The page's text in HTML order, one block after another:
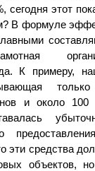
сегодня этот
В формуле
К примеру,
и около 100
эти средства
объектов,